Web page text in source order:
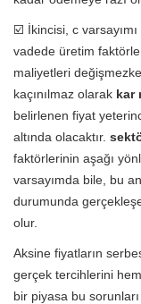
☑️ İkincisi, c varsayımı
vadede üretim
maliyetleri
kaçınılmaz olarak kar
belirlenen fiyat
altında olacaktır.
faktörlerinin aşağı
varsayımda bile, bu
durumunda
olur.
Aksine fiyatların
gerçek tercihlerini hem
bir piyasa bu